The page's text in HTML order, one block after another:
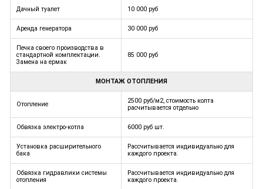
Дачный туалет 10 000 руб
Аренда генератора 30 000 руб
Печка своего производства в
стандартной комплектации.
Замена на ермак
85 000 руб
МОНТАЖ ОТОПЛЕНИЯ
Отопление
2500 руб/м2, стоимость колта
расчитывается отдельно
Обвязка электро-котла 6000 руб шт.
Установка расширительного
бака
Рассчитывается индивидуально для
каждого проекта.
Обвязка гидравлики системы
отопления
Рассчитывается индивидуально для
каждого проекта.